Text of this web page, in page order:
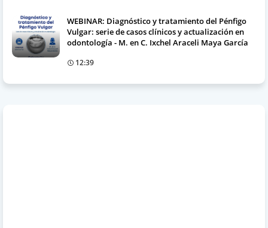
WEBINAR: Diagnóstico y tratamiento del Pénfigo
Vulgar: serie de casos clínicos y actualización en
odontología - M. en C. Ixchel Araceli Maya García
12:39